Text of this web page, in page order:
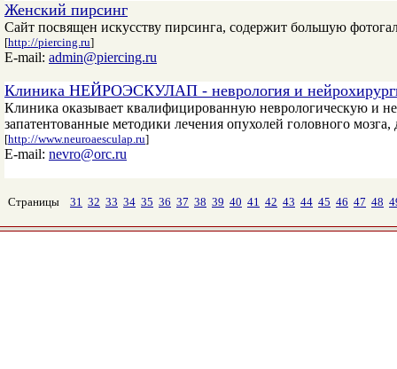
Женский пирсинг
Сайт посвящен искусству пирсинга, содержит большую
[http://piercing.ru]
E-mail: admin@piercing.ru
Клиника НЕЙРОЭСКУЛАП - неврология и
Клиника оказывает квалифицированную неврологическую и
запатентованные методики лечения опухолей головного
[http://www.neuroaesculap.ru]
E-mail: nevro@orc.ru
Страницы 31 32 33 34 35 36 37 38 39 40 41 42 43 44 45 46 47 48